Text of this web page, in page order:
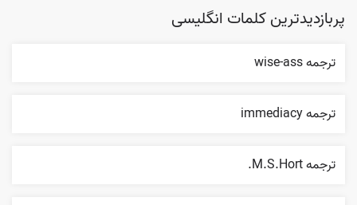
پربازدیدترین کلمات انگلیسی
ترجمه wise-ass
ترجمه immediacy
ترجمه M.S.Hort.